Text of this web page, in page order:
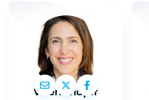
Valérie Hayer